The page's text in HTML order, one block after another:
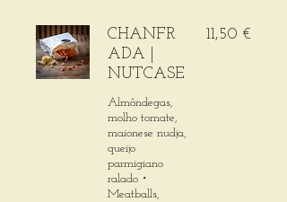
CHANFR
ADA |
NUTCASE
Almôndegas,
molho tomate,
maionese nudja,
queijo
parmigiano
ralado・
Meatballs,
11,50 €